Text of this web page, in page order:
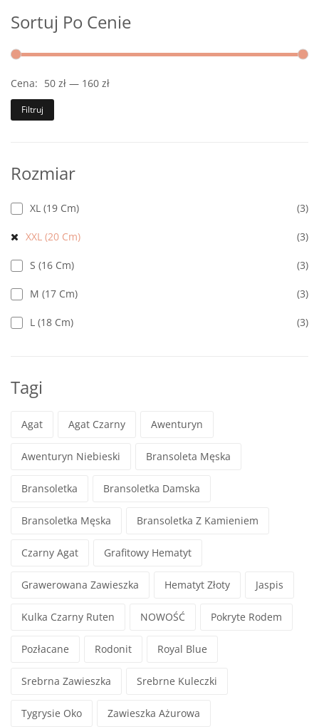
Sortuj Po Cenie
Filtruj
Cena: 50 zł — 160 zł
Rozmiar
XL (19 Cm) (3)
XXL (20 Cm) (3)
S (16 Cm) (3)
M (17 Cm) (3)
L (18 Cm) (3)
Tagi
Agat Agat Czarny Awenturyn
Awenturyn Niebieski Bransoleta Męska
Bransoletka Bransoletka Damska
Bransoletka Męska Bransoletka Z Kamieniem
Czarny Agat Grafitowy Hematyt
Grawerowana Zawieszka Hematyt Złoty Jaspis
Kulka Czarny Ruten NOWOŚĆ Pokryte Rodem
Pozłacane Rodonit Royal Blue
Srebrna Zawieszka Srebrne Kuleczki
Tygrysie Oko Zawieszka Ażurowa